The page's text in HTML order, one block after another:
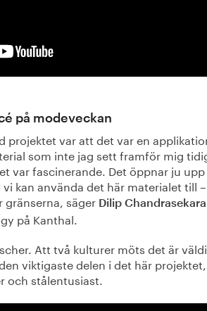
på modeveckan
projektet var att det var en
som inte jag sett framför mig
var fascinerande. Det öppnar ju
kan använda det här materialet till
gränserna, säger Dilip
på Kanthal.
Att två kulturer möts det är
viktigaste delen i det här
och stålentusiast.